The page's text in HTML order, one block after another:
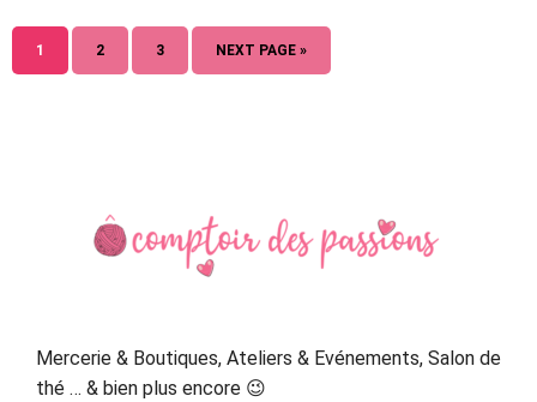
PAGE
1 PAGE
2 PAGE
3
GO
TO
NEXT PAGE »
Sidebar
Mercerie & Boutiques, Ateliers & Evénements, Salon de
thé … & bien plus encore 😉